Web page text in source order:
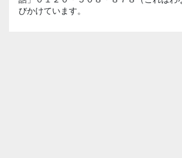
びかけています。